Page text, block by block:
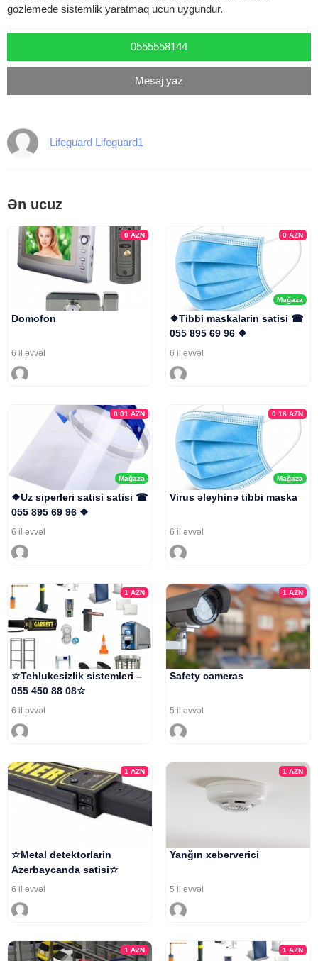
gozlemede sistemlik yaratmaq ucun uygundur.
0555558144
Mesaj yaz
Lifeguard Lifeguard1
Ən ucuz
0AZN
Domofon
6 il əvvəl
Mağaza
0 AZN
❖Tibbi maskalarin satisi ☎
055 895 69 96 ❖
6 il əvvəl
Mağaza
0.01AZN
❖Uz siperleri satisi satisi ☎
055 895 69 96 ❖
6 il əvvəl
Mağaza
0.16 AZN
Virus əleyhinə tibbi maska
6 il əvvəl
1AZN
☆Tehlukesizlik sistemleri –
055 450 88 08☆
6 il əvvəl
1 AZN
Safety cameras
5 il əvvəl
1AZN
☆Metal detektorlarin
Azerbaycanda satisi☆
6 il əvvəl
1 AZN
Yanğın xəbərverici
5 il əvvəl
1AZN 1 AZN